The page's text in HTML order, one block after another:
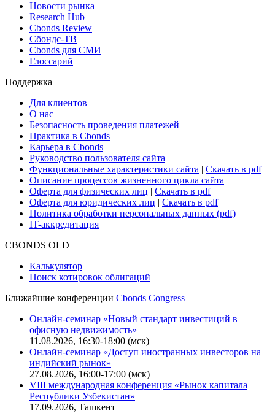
Новости рынка
Research Hub
Cbonds Review
Сбондс-ТВ
Cbonds для СМИ
Глоссарий
Поддержка
Для клиентов
О нас
Безопасность проведения платежей
Практика в Cbonds
Карьера в Cbonds
Руководство пользователя сайта
Функциональные характеристики сайта | Скачать в pdf
Описание процессов жизненного цикла сайта
Оферта для физических лиц | Скачать в pdf
Оферта для юридических лиц | Скачать в pdf
Политика обработки персональных данных (pdf)
IT-аккредитация
CBONDS OLD
Калькулятор
Поиск котировок облигаций
Ближайшие конференции Cbonds Congress
Онлайн-семинар «Новый стандарт инвестиций в
офисную недвижимость»
11.08.2026, 16:30-18:00 (мск)
Онлайн-семинар «Доступ иностранных инвесторов на
индийский рынок»
27.08.2026, 16:00-17:00 (мск)
VIII международная конференция «Рынок капитала
Республики Узбекистан»
17.09.2026, Ташкент